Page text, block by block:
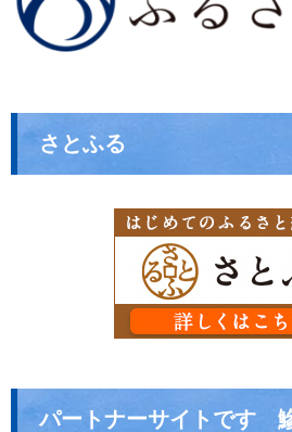
さとふる
パートナーサイトです